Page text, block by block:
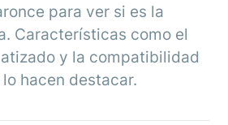
para ver si es la
Características como el
y la compatibilidad
hacen destacar.